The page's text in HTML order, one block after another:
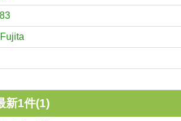
新1件(1)